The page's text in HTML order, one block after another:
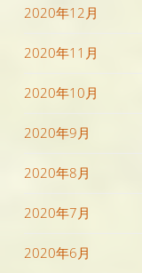
2020年12月
2020年11月
2020年10月
2020年9月
2020年8月
2020年7月
2020年6月